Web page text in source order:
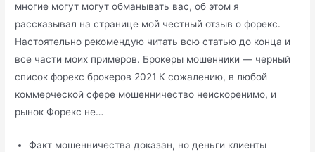
многие могут могут обманывать вас, об этом я
рассказывал на странице мой честный отзыв о форекс.
Настоятельно рекомендую читать всю статью до конца и
все части моих примеров. Брокеры мошенники — черный
список форекс брокеров 2021 К сожалению, в любой
коммерческой сфере мошенничество неискоренимо, и
рынок Форекс не…
Факт мошенничества доказан, но деньги клиенты